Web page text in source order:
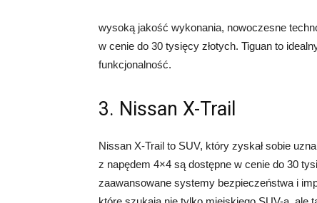
wysoką jakość wykonania, nowoczesne
w cenie do 30 tysięcy złotych. Tiguan to
funkcjonalność.
3. Nissan X-Trail
Nissan X-Trail to SUV, który zyskał sobie
z napędem 4×4 są dostępne w cenie do 30
zaawansowane systemy bezpieczeństwa i